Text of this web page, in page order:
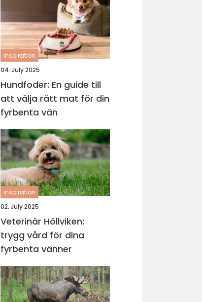
inspiration
04. July 2025
Hundfoder: En guide till
att välja rätt mat för din
fyrbenta vän
inspiration
02. July 2025
Veterinär Höllviken:
trygg vård för dina
fyrbenta vänner